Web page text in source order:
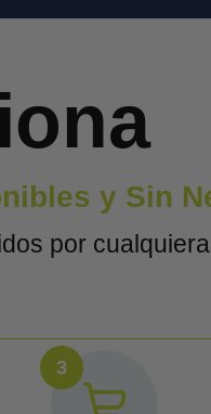
y Sin
por